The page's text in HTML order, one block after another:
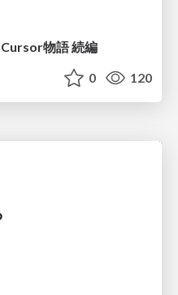
物語 続編
0 120